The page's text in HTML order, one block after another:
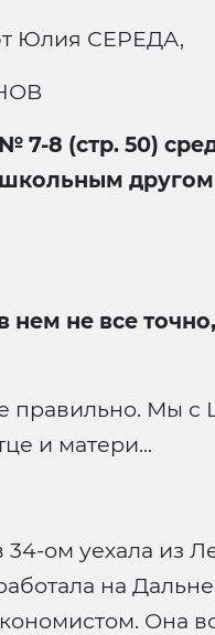
Юлия СЕРЕДА,
8 (стр. 50)
не все
правильно. Мы
и матери...
ом уехала из
на
Она